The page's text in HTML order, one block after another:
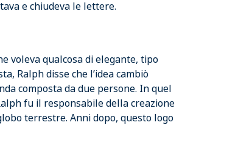
e chiudeva le lettere.
voleva qualcosa di elegante, tipo
Ralph disse che l’idea cambiò
composta da due persone. In quel
fu il responsabile della creazione
terrestre. Anni dopo, questo logo